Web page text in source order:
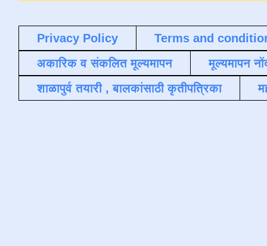
Privacy Policy
Terms and
अकारिक व संकलित मूल्यमापन
मूल्यमापन
शाळापुर्व तयारी , बालकांसाठी कृतीपत्रिका